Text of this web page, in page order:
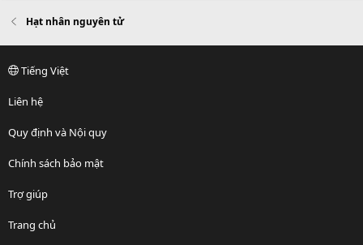
Hạt nhân nguyên tử
Tiếng Việt
Liên hệ
Quy định và Nội quy
Chính sách bảo mật
Trợ giúp
Trang chủ